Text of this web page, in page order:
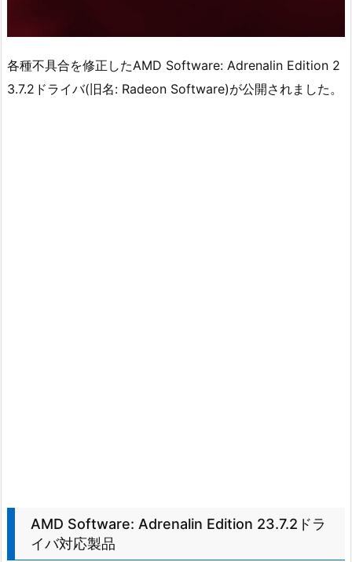
各種不具合を修正したAMD Software: Adrenalin Edition 2
3.7.2ドライバ(旧名: Radeon Software)が公開されました。
AMD Software: Adrenalin Edition 23.7.2ドラ
イバ対応製品